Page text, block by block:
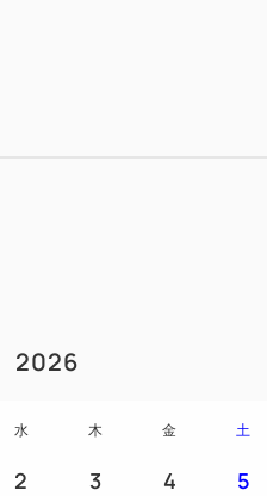
2026
水 木 金 土
2 3 4 5